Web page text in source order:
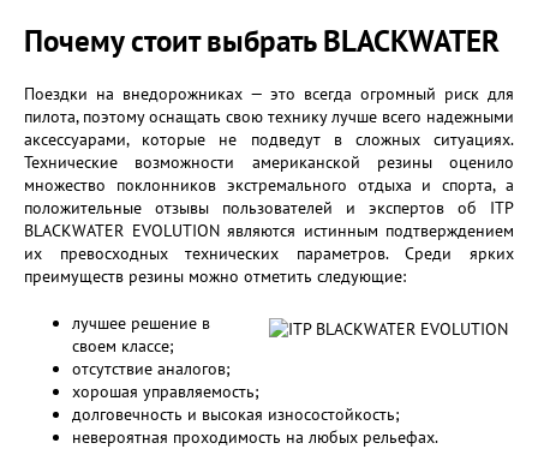
Почему стоит выбрать BLACKWATER
Поездки на внедорожниках — это всегда огромный риск для
пилота, поэтому оснащать свою технику лучше всего надежными
аксессуарами, которые не подведут в сложных ситуациях.
Технические возможности американской резины оценило
множество поклонников экстремального отдыха и спорта, а
положительные отзывы пользователей и экспертов об ITP
BLACKWATER EVOLUTION являются истинным подтверждением
их превосходных технических параметров. Среди ярких
преимуществ резины можно отметить следующие:
лучшее решение в
своем классе;
отсутствие аналогов;
хорошая управляемость;
долговечность и высокая износостойкость;
невероятная проходимость на любых рельефах.